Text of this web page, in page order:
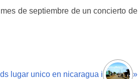
de septiembre de un concierto de
lugar unico en nicaragua i »